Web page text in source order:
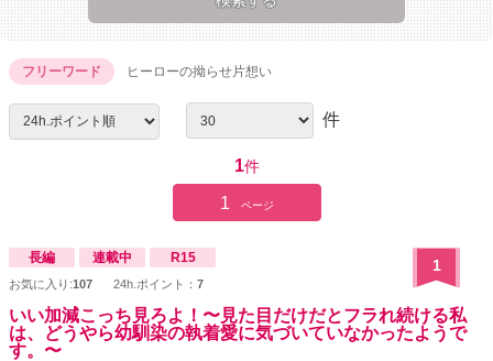
フリーワード ヒーローの拗らせ片想い
件
1件
1 ページ
長編 連載中 R15
お気に入り:107 24h.ポイント： 7
1
いい加減こっち見ろよ！〜見た目だけだとフラれ続ける私
は、どうやら幼馴染の執着愛に気づいていなかったようで
す。〜